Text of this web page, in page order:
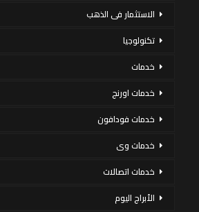
الاستثمار فى الذهب
تكنولوجيا
خدمات
خدمات اورنج
خدمات فودافون
خدمات وى
خدمات اتصالات
الأبراج اليوم